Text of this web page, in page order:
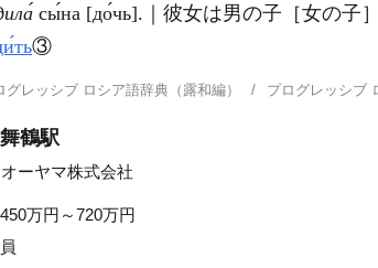
сы́на [до́чь].｜彼女は男の子［女の子
③
グレッシブ ロシア語辞典（露和編） プログレッシブ
鶴駅
ーヤマ株式会社
万円～720万円